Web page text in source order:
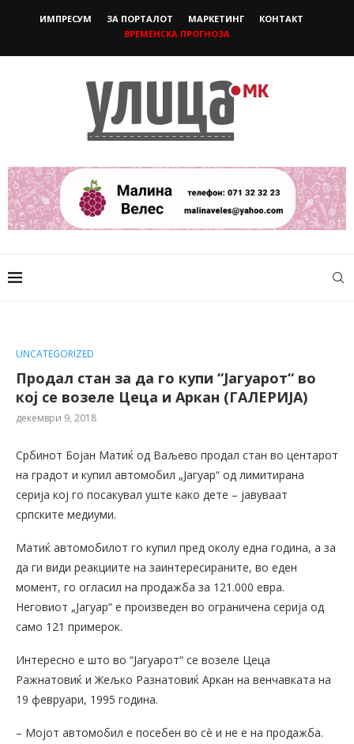
ИМПРЕСУМ ЗА ПОРТАЛОТ МАРКЕТИНГ
КОНТАКТ
ВРЕМЕНСКА ПРОГНОЗА
UNCATEGORIZED
Продал стан за да го купи “Јагуарот“ во
кој се возеле Цеца и Аркан (ГАЛЕРИЈА)
декември 9, 2018
Србинот Бојан Матиќ од Ваљево продал стан во центарот
на градот и купил автомобил „Јагуар“ од лимитирана
серија кој го посакувал уште како дете – јавуваат
српските медиуми.
Матиќ автомобилот го купил пред околу една година, а за
да ги види реакциите на заинтересираните, во еден
момент, го огласил на продажба за 121.000 евра.
Неговиот „Јагуар“ е произведен во ограничена серија од
само 121 примерок.
Интересно е што во “Јагуарот“ се возеле Цеца
Ражнатовиќ и Жељко Разнатовиќ Аркан на венчавката на
19 февруари, 1995 година.
– Мојот автомобил е посебен во сè и не е на продажба.